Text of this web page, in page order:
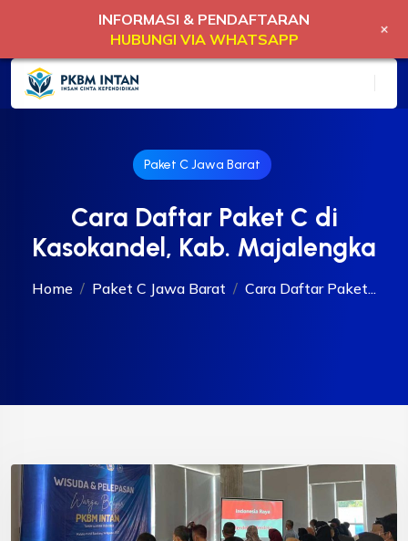
Paket C Jawa Barat
Cara Daftar Paket C di
Kasokandel, Kab. Majalengka
Home Paket C Jawa Barat Cara Daftar Paket...
INFORMASI & PENDAFTARAN
HUBUNGI VIA WHATSAPP
+